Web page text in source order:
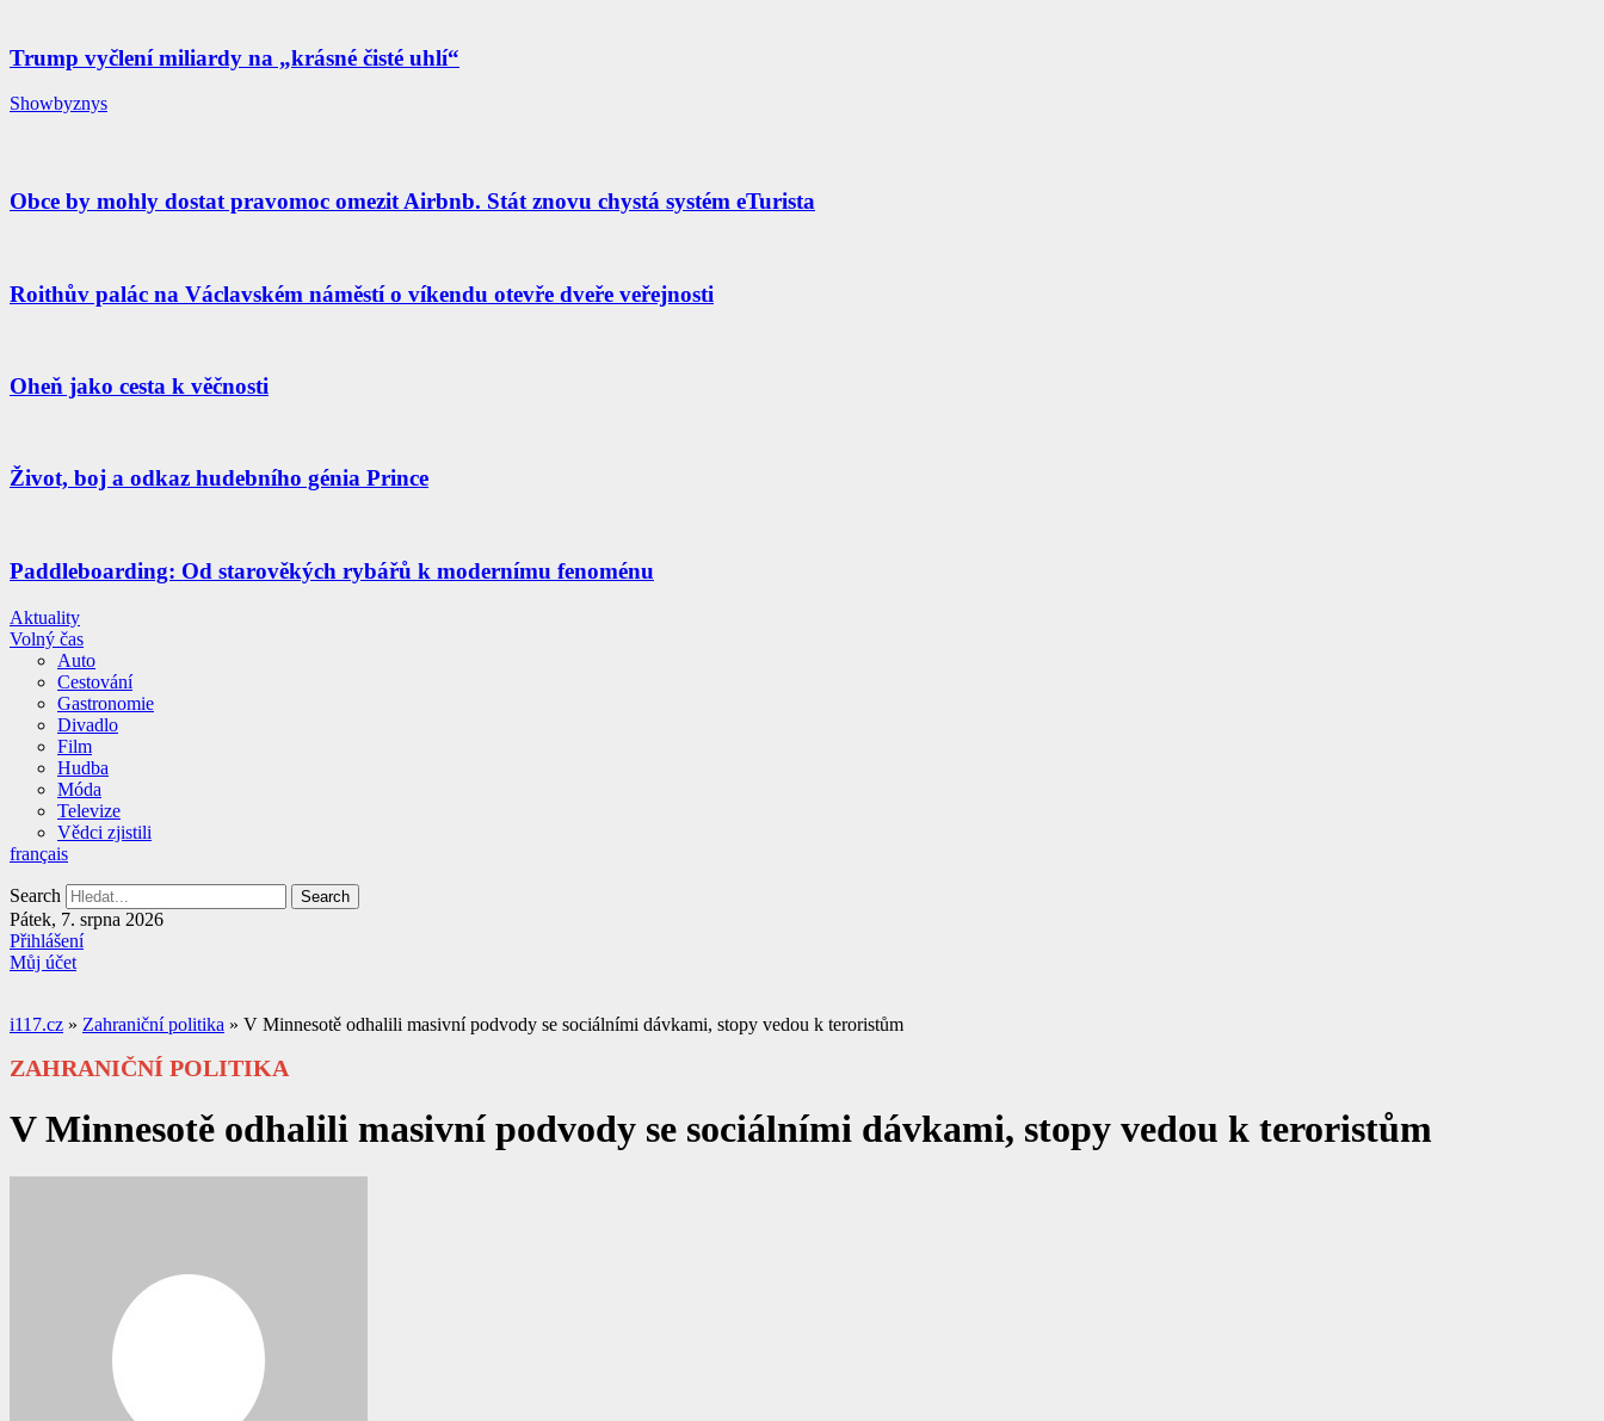
Trump vyčlení miliardy na „krásné čisté uhlí“
Showbyznys
Obce by mohly dostat pravomoc omezit Airbnb. Stát znovu chystá systém eTurista
Roithův palác na Václavském náměstí o víkendu otevře dveře veřejnosti
Oheň jako cesta k věčnosti
Život, boj a odkaz hudebního génia Prince
Paddleboarding: Od starověkých rybářů k modernímu fenoménu
Aktuality
Volný čas
Auto
Cestování
Gastronomie
Divadlo
Film
Hudba
Móda
Televize
Vědci zjistili
français
Search Search
Pátek, 7. srpna 2026
Přihlášení
Můj účet
i117.cz » Zahraniční politika » V Minnesotě odhalili masivní podvody se sociálními dávkami, stopy vedou k teroristům
ZAHRANIČNÍ POLITIKA
V Minnesotě odhalili masivní podvody se sociálními dávkami, stopy vedou k teroristům